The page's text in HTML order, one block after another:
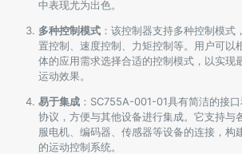
中表现尤为出色。
多种控制模式 ：该控制器支持多种控制模式
置控制、速度控制、力矩控制等。用户可以
体的应用需求选择合适的控制模式，以实现
运动效果。
易于集成 ：SC755A-001-01具有简洁的接
协议，方便与其他设备进行集成。它支持与
服电机、编码器、传感器等设备的连接，构
的运动控制系统。